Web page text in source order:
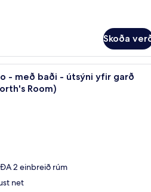
Skoða
Herbergi fyrir tvo - með baði
- með baði - útsýni yfir garð
Room)
2 einbreið rúm
net